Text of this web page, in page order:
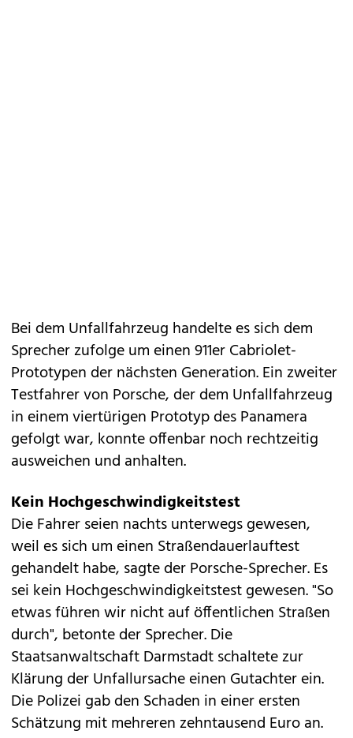
Bei dem Unfallfahrzeug handelte es sich dem
Sprecher zufolge um einen 911er Cabriolet-
Prototypen der nächsten Generation. Ein zweiter
Testfahrer von Porsche, der dem Unfallfahrzeug
in einem viertürigen Prototyp des Panamera
gefolgt war, konnte offenbar noch rechtzeitig
ausweichen und anhalten.
Kein Hochgeschwindigkeitstest
Die Fahrer seien nachts unterwegs gewesen,
weil es sich um einen Straßendauerlauftest
gehandelt habe, sagte der Porsche-Sprecher. Es
sei kein Hochgeschwindigkeitstest gewesen. "So
etwas führen wir nicht auf öffentlichen Straßen
durch", betonte der Sprecher. Die
Staatsanwaltschaft Darmstadt schaltete zur
Klärung der Unfallursache einen Gutachter ein.
Die Polizei gab den Schaden in einer ersten
Schätzung mit mehreren zehntausend Euro an.